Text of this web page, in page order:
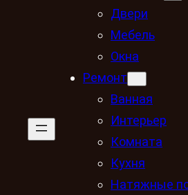
Двери
Мебель
Окна
Ремонт
Ванная
Интерьер
Комната
Кухня
Натяжные